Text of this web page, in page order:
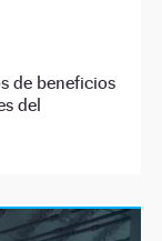
de beneficios
del